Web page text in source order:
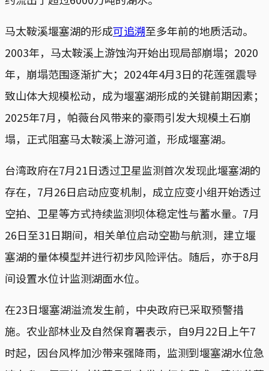
马太鞍溪堰塞湖的形成可追溯至多年前的地质活动。
2003年，马太鞍溪上游蚀沟开始出现局部崩塌；2020
年，崩塌范围逐渐扩大；2024年4月3日的花莲强震导
致山体大规模松动，成为堰塞湖形成的关键前期因素；
2025年7月，帕薇台风带来的豪雨引发大规模土石崩
塌，正式阻塞马太鞍溪上游河道，形成堰塞湖。
台湾政府在7月21日透过卫星监测首次发现此堰塞湖的
存在，7月26日启动应变机制，成立应变小组开始透过
空拍、卫星等方式持续监测坝体稳定性与蓄水量。7月
26日至31日期间，相关单位启动空勘与航测，建立堰
塞湖的量体模型并进行初步风险评估。随后，亦于8月
间设置水位计监测湖面水位。
在23日堰塞湖溢流发生前，中央政府已采取预警措
施。农业部林业及自然保育署表示，自9月22日上午7
时起，因台风桦加沙带来强降雨，监测到堰塞湖水位急